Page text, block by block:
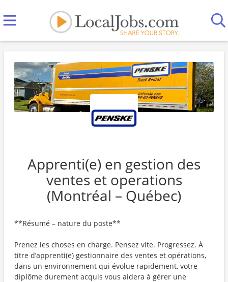
Apprenti(e) en gestion des
ventes et operations
(Montréal – Québec)
**Résumé – nature du poste**
Prenez les choses en charge. Pensez vite. Progressez. À
titre d’apprenti(e) gestionnaire des ventes et opérations,
dans un environnement qui évolue rapidement, votre
diplôme durement acquis vous aidera à gérer une